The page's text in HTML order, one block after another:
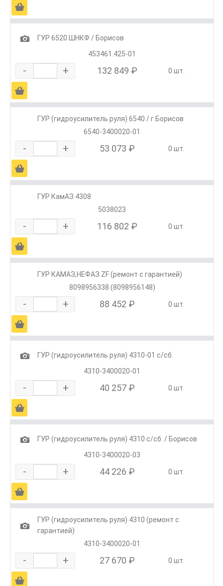
Ä
1
ГУР 6520 ШНКФ / Борисов
453461.425-01
- + 132 849 ₽ 0 шт.
Ä
ГУР (гидроусилитель руля) 6540 / г.Борисов
6540-3400020-01
- + 53 073 ₽ 0 шт.
Ä
ГУР КамАЗ 4308
5038023
- + 116 802 ₽ 0 шт.
Ä
ГУР КАМАЗ,НЕФАЗ ZF (ремонт с гарантией)
8098956338 (8098956148)
- + 88 452 ₽ 0 шт.
Ä
1
ГУР (гидроусилитель руля) 4310-01 с/сб.
4310-3400020-01
- + 40 257 ₽ 0 шт.
Ä
1
ГУР (гидроусилитель руля) 4310 с/сб. / Борисов
4310-3400020-03
- + 44 226 ₽ 0 шт.
Ä
1
ГУР (гидроусилитель руля) 4310 (ремонт с
гарантией)
4310-3400020-01
- + 27 670 ₽ 0 шт.
Ä